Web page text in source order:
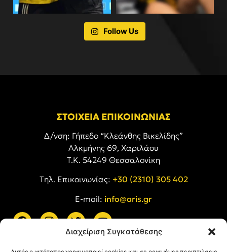
Διαχείριση Συγκατάθεσης
Follow Us
ΣΤΟΙΧΕΙΑ ΕΠΙΚΟΙΝΩΝΙΑΣ
Δ/νση: Γήπεδο “Κλεάνθης Βικελίδης”
Αλκμήνης 69, Χαριλάου
Τ.Κ. 54249 Θεσσαλονίκη
Tηλ. Επικοινωνίας: +30 (2310) 305 402
E-mail: info@aris.gr